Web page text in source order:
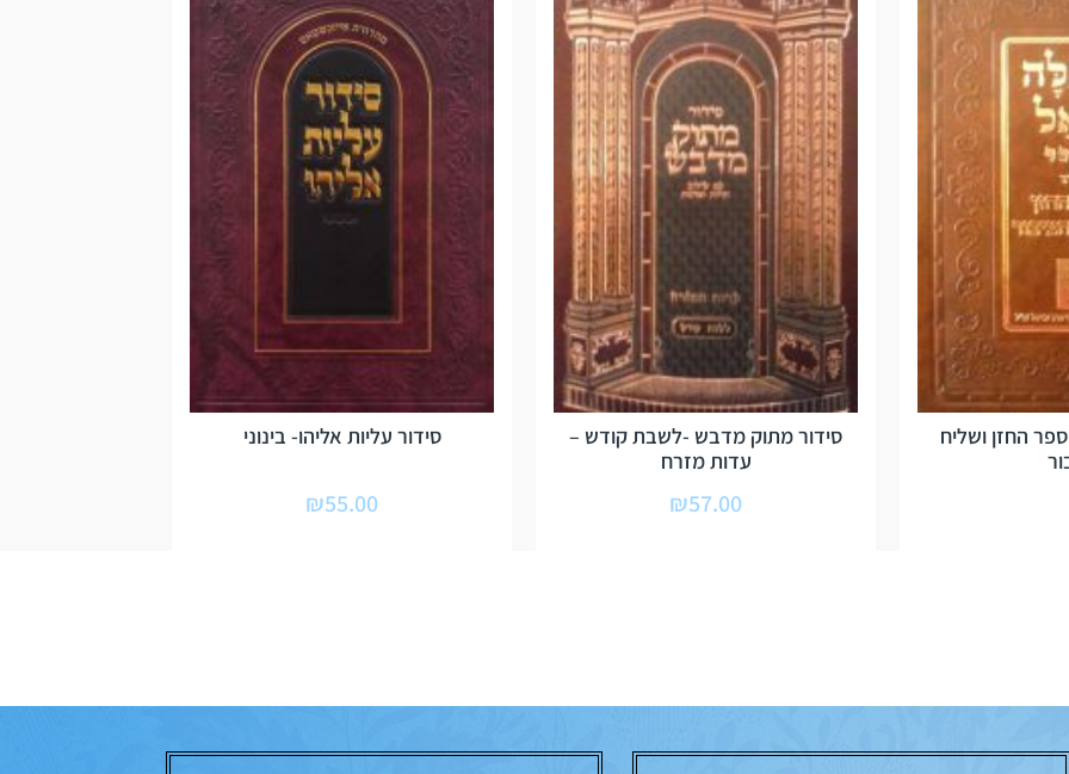
החזן ושליח
סידור מתוק מדבש -לשבת קודש –
עדות מזרח
₪57.00
סידור עליות אליהו- בינוני
₪55.00